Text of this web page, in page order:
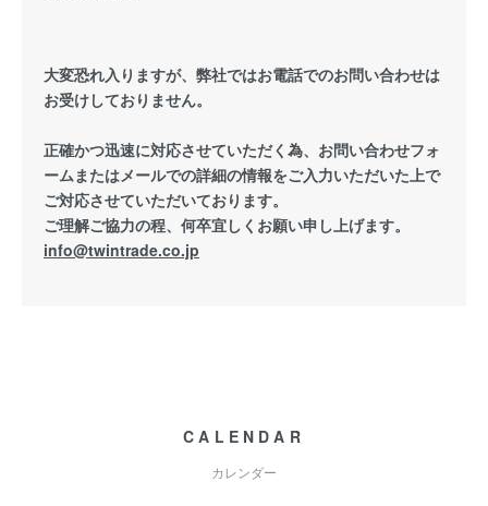
大変恐れ入りますが、弊社ではお電話でのお問い合わせは
お受けしておりません。
正確かつ迅速に対応させていただく為、お問い合わせフォ
ームまたはメールでの詳細の情報をご入力いただいた上で
ご対応させていただいております。
ご理解ご協力の程、何卒宜しくお願い申し上げます。
info@twintrade.co.jp
CALENDAR
カレンダー